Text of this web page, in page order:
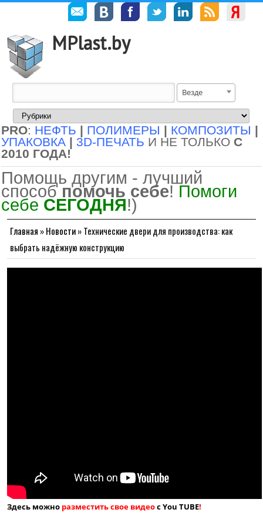
MPlast.by
Везде
PRO: НЕФТЬ | ПОЛИМЕРЫ | КОМПОЗИТЫ |
УПАКОВКА | 3D-ПЕЧАТЬ И НЕ ТОЛЬКО С
2010 ГОДА!
Помощь другим - лучший
способ помочь себе! Помоги
себе СЕГОДНЯ!)
Главная »Новости»Технические двери для производства: как
выбрать надёжную конструкцию
Здесь можно разместить свое видеос You TUBE!